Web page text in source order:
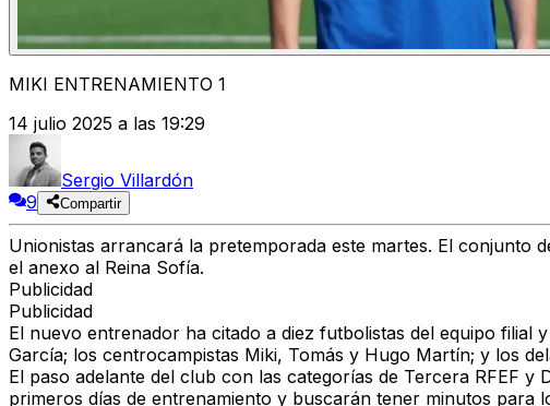
MIKI ENTRENAMIENTO 1
14 julio 2025 a las 19:29
Sergio Villardón
9
Compartir
Unionistas arrancará la pretemporada este martes. El conjunto
el anexo al Reina Sofía.
Publicidad
Publicidad
El nuevo entrenador ha citado a diez futbolistas del equipo filial
García; los centrocampistas Miki, Tomás y Hugo Martín; y los
El paso adelante del club con las categorías de Tercera RFEF
primeros días de entrenamiento y buscarán tener minutos para